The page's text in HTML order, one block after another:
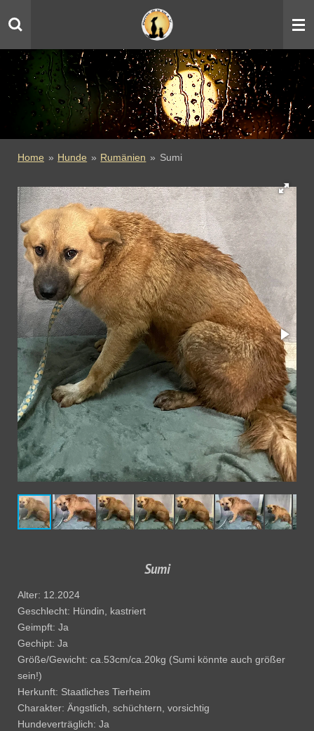
Hauptinhalt
Home » Hunde » Rumänien » Sumi
Sumi
Alter: 12.2024
Geschlecht: Hündin, kastriert
Geimpft: Ja
Gechipt: Ja
Größe/Gewicht: ca.53cm/ca.20kg (Sumi könnte auch größer
sein!)
Herkunft: Staatliches Tierheim
Charakter: Ängstlich, schüchtern, vorsichtig
Hundeverträglich: Ja